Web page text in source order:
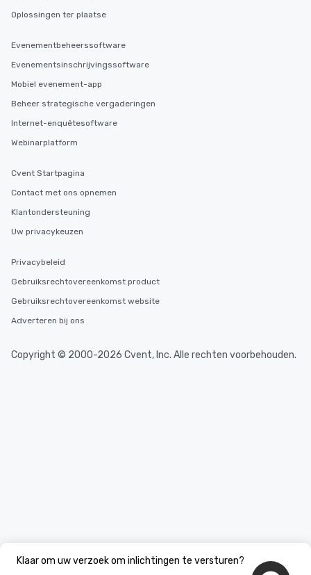
Klaar om uw verzoek om inlichtingen te versturen?
Oplossingen ter plaatse
Evenementbeheerssoftware
Evenementsinschrijvingssoftware
Mobiel evenement-app
Beheer strategische vergaderingen
Internet-enquêtesoftware
Webinarplatform
Cvent Startpagina
Contact met ons opnemen
Klantondersteuning
Uw privacykeuzen
Privacybeleid
Gebruiksrechtovereenkomst product
Gebruiksrechtovereenkomst website
Adverteren bij ons
Copyright © 2000-2026 Cvent, Inc. Alle rechten voorbehouden.